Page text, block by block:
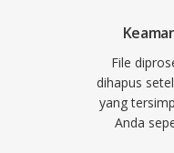
File
dihapus
yang
Anda